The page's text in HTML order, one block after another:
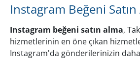
Instagram Beğeni Satın
Instagram beğeni satın alma,
hizmetlerinin en öne çıkan
Instagram'da gönderilerinizin